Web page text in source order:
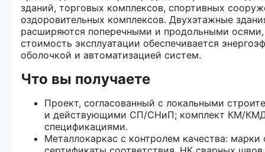
зданий, торговых комплексов, спортивных
оздоровительных комплексов. Двухэтажные
расширяются поперечными и продольными осями,
стоимость эксплуатации обеспечивается
оболочкой и автоматизацией систем.
Что вы получаете
Проект, согласованный с локальными
и действующими СП/СНиП; комплект КМ/
спецификациями.
Металлокаркас с контролем качества: марки